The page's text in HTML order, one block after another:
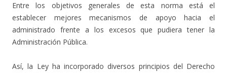
Entre los objetivos generales de esta norma está el
establecer mejores mecanismos de apoyo hacia el
administrado frente a los excesos que pudiera tener la
Administración Pública.
Así, la Ley ha incorporado diversos principios del Derecho